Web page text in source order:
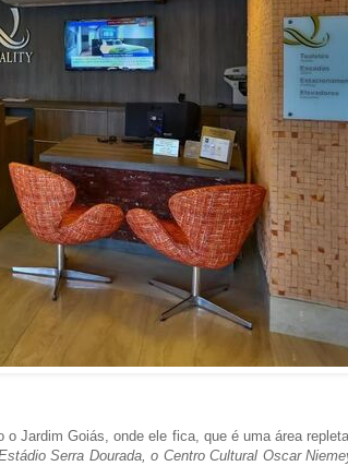
Jardim Goiás, onde ele fica, que é uma área
Serra Dourada, o Centro Cultural Oscar